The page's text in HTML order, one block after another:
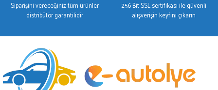
Siparişini vereceğiniz tüm ürünler
distribütör garantilidir
256 Bit SSL sertifikası ile güvenli
alışverişin keyfini çıkarın